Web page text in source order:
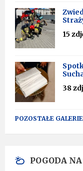
15
38
POZOSTAŁE GALERIE
POGODA